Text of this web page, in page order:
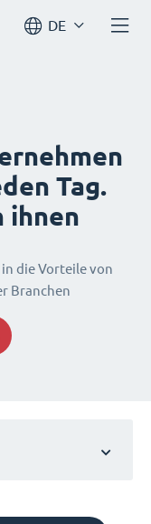
DE
Tag.
ihnen
die Vorteile von
Branchen